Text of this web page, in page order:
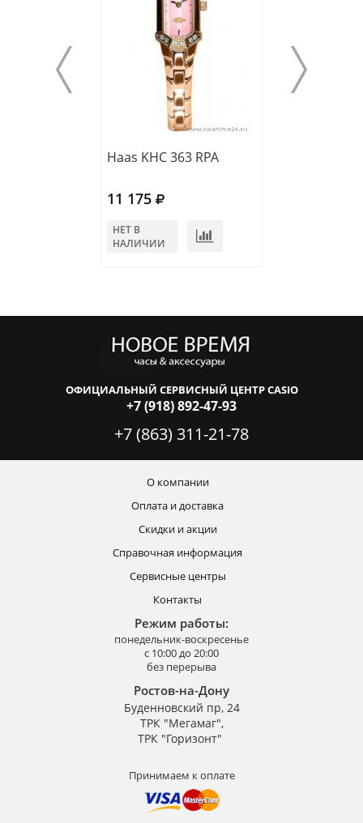
Haas KHC 363 RPA
11 175
НЕТ В
НАЛИЧИИ
ОФИЦИАЛЬНЫЙ СЕРВИСНЫЙ ЦЕНТР CASIO
+7 (918) 892-47-93
+7 (863) 311-21-78
О компании
Оплата и доставка
Скидки и акции
Справочная информация
Сервисные центры
Контакты
Режим работы:
понедельник-воскресенье
с 10:00 до 20:00
без перерыва
Ростов-на-Дону
Буденновский пр, 24
ТРК "Мегамаг",
ТРК "Горизонт"
Принимаем к оплате